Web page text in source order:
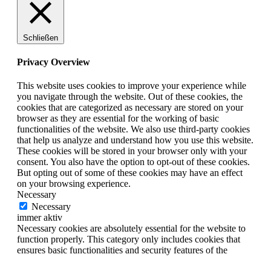
Schließen
Privacy Overview
This website uses cookies to improve your experience while
you navigate through the website. Out of these cookies, the
cookies that are categorized as necessary are stored on your
browser as they are essential for the working of basic
functionalities of the website. We also use third-party cookies
that help us analyze and understand how you use this website.
These cookies will be stored in your browser only with your
consent. You also have the option to opt-out of these cookies.
But opting out of some of these cookies may have an effect
on your browsing experience.
Necessary
Necessary
immer aktiv
Necessary cookies are absolutely essential for the website to
function properly. This category only includes cookies that
ensures basic functionalities and security features of the